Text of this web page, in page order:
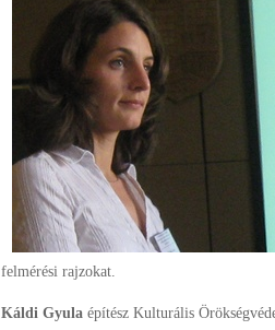
felmérési rajzokat.
Káldi Gyula építész Kulturális